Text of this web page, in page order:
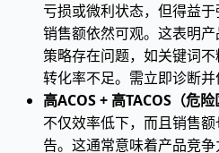
亏损或微利状态，但得益
销售额依然可观。这表明
策略存在问题，如关键词
转化率不足。需立即诊断并
高ACOS + 高TACOS（危险
不仅效率低下，而且销售
告。这通常意味着产品竞